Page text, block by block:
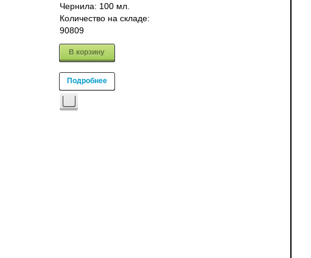
Чернила: 100 мл.
Количество на складе:
90809
В корзину
Подробнее